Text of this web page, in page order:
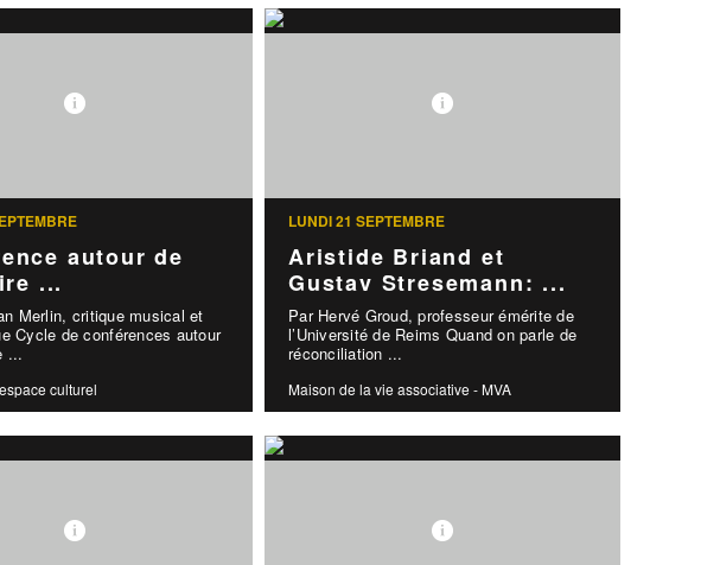
autour de
...
Merlin, critique musical et
Cycle de conférences autour
...
culturel
LUNDI 21 SEPTEMBRE
Aristide Briand et
Gustav Stresemann: ...
Par Hervé Groud, professeur émérite de
l’Université de Reims Quand on parle de
réconciliation ...
Maison de la vie associative - MVA